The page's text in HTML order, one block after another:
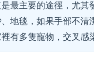
最主要的途徑，尤其
地毯，如果手部不清
有多隻寵物，交叉感